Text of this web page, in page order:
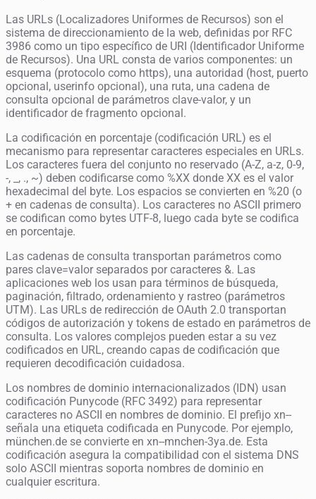
Las URLs (Localizadores Uniformes de Recursos) son el
sistema de direccionamiento de la web, definidas por RFC
3986 como un tipo específico de URI (Identificador Uniforme
de Recursos). Una URL consta de varios componentes: un
esquema (protocolo como https), una autoridad (host, puerto
opcional, userinfo opcional), una ruta, una cadena de
consulta opcional de parámetros clave-valor, y un
identificador de fragmento opcional.
La codificación en porcentaje (codificación URL) es el
mecanismo para representar caracteres especiales en URLs.
Los caracteres fuera del conjunto no reservado (A-Z, a-z, 0-9,
-, _, ., ~) deben codificarse como %XX donde XX es el valor
hexadecimal del byte. Los espacios se convierten en %20 (o
+ en cadenas de consulta). Los caracteres no ASCII primero
se codifican como bytes UTF-8, luego cada byte se codifica
en porcentaje.
Las cadenas de consulta transportan parámetros como
pares clave=valor separados por caracteres &. Las
aplicaciones web los usan para términos de búsqueda,
paginación, filtrado, ordenamiento y rastreo (parámetros
UTM). Las URLs de redirección de OAuth 2.0 transportan
códigos de autorización y tokens de estado en parámetros de
consulta. Los valores complejos pueden estar a su vez
codificados en URL, creando capas de codificación que
requieren decodificación cuidadosa.
Los nombres de dominio internacionalizados (IDN) usan
codificación Punycode (RFC 3492) para representar
caracteres no ASCII en nombres de dominio. El prefijo xn--
señala una etiqueta codificada en Punycode. Por ejemplo,
münchen.de se convierte en xn--mnchen-3ya.de. Esta
codificación asegura la compatibilidad con el sistema DNS
solo ASCII mientras soporta nombres de dominio en
cualquier escritura.